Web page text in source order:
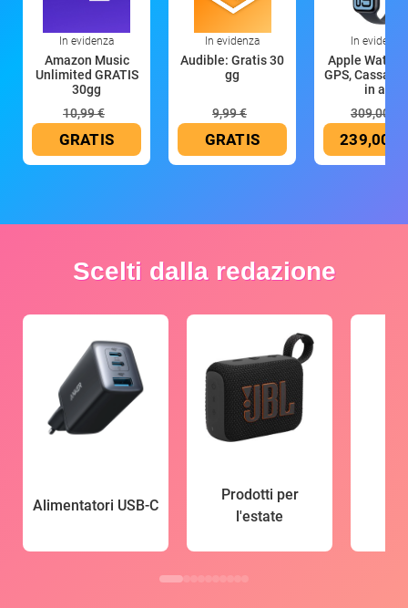
In evidenza
Amazon Music
Unlimited GRATIS
30gg
10,99 €
GRATIS
In evidenza
Audible: Gratis 30
gg
9,99 €
GRATIS
In evidenza
Apple Watch
GPS, Cassa
in all
309,00 €
239,00 €
Scelti dalla redazione
Alimentatori USB-C
Prodotti per
l'estate